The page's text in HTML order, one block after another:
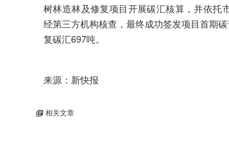
树林造林及修复项目开展碳汇核算，并依托
经第三方机构核查，最终成功签发项目首期
复碳汇697吨。
来源：新快报
相关文章